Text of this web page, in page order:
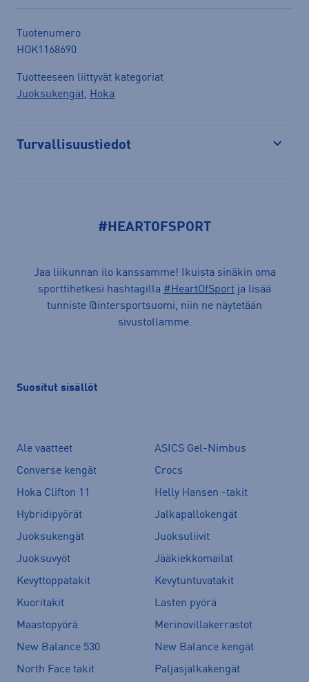
Tuotenumero
HOK1168690
Tuotteeseen liittyvät kategoriat
Juoksukengät, Hoka
Turvallisuustiedot
#HEARTOFSPORT
Jaa liikunnan ilo kanssamme! Ikuista sinäkin oma
sporttihetkesi hashtagilla #HeartOfSport ja lisää
tunniste @intersportsuomi, niin ne näytetään
sivustollamme.
Suositut sisällöt
Ale vaatteet
ASICS Gel-Nimbus
Converse kengät
Crocs
Hoka Clifton 11
Helly Hansen -takit
Hybridipyörät
Jalkapallokengät
Juoksukengät
Juoksuliivit
Juoksuvyöt
Jääkiekkomailat
Kevyttoppatakit
Kevytuntuvatakit
Kuoritakit
Lasten pyörä
Maastopyörä
Merinovillakerrastot
New Balance 530
New Balance kengät
North Face takit
Paljasjalkakengät